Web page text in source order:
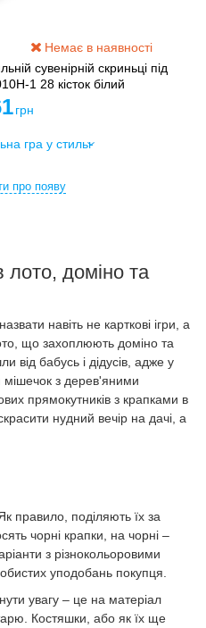
Немає в наявності
сувенірній скриньці під
1 28 кісток білий
грн
про появу
лото, доміно та
навіть не карткові ігри, а
що захоплюють доміно та
від бабусь і дідусів, адже у
з дерев'яними
прямокутників з крапками в
нудний вечір на дачі, а
Як правило, поділяють їх за
чорні крапки, на чорні –
з різнокольоровими
уподобань покупця.
увагу – це на матеріал
Костяшки, або як їх ще